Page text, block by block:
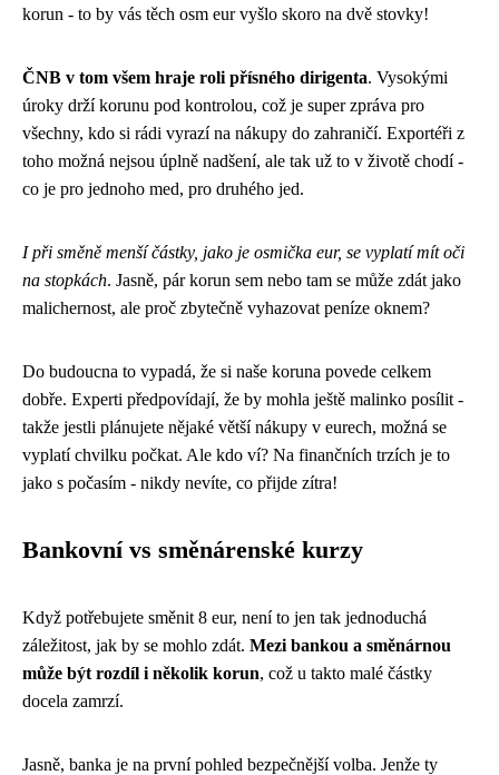
korun - to by vás těch osm eur vyšlo skoro na dvě stovky!
ČNB v tom všem hraje roli přísného dirigenta. Vysokými
úroky drží korunu pod kontrolou, což je super zpráva pro
všechny, kdo si rádi vyrazí na nákupy do zahraničí. Exportéři z
toho možná nejsou úplně nadšení, ale tak už to v životě chodí -
co je pro jednoho med, pro druhého jed.
I při směně menší částky, jako je osmička eur, se vyplatí mít oči
na stopkách. Jasně, pár korun sem nebo tam se může zdát jako
malichernost, ale proč zbytečně vyhazovat peníze oknem?
Do budoucna to vypadá, že si naše koruna povede celkem
dobře. Experti předpovídají, že by mohla ještě malinko posílit -
takže jestli plánujete nějaké větší nákupy v eurech, možná se
vyplatí chvilku počkat. Ale kdo ví? Na finančních trzích je to
jako s počasím - nikdy nevíte, co přijde zítra!
Bankovní vs směnárenské kurzy
Když potřebujete směnit 8 eur, není to jen tak jednoduchá
záležitost, jak by se mohlo zdát. Mezi bankou a směnárnou
může být rozdíl i několik korun, což u takto malé částky
docela zamrzí.
Jasně, banka je na první pohled bezpečnější volba. Jenže ty